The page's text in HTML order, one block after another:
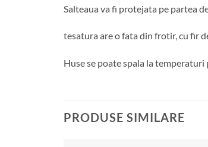
Salteaua va fi protejata pe partea
tesatura are o fata din frotir, cu fir
Huse se poate spala la
PRODUSE SIMILARE